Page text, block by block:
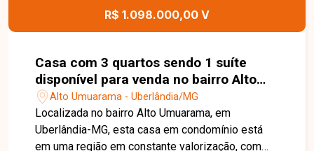
R$ 1.098.000,00 V
Casa com 3 quartos sendo 1 suíte
disponível para venda no bairro Alto
Umuarama em Uberlândia-MG
Alto Umuarama - Uberlândia/MG
Localizada no bairro Alto Umuarama, em
Uberlândia-MG, esta casa em condomínio está
em uma região em constante valorização, com